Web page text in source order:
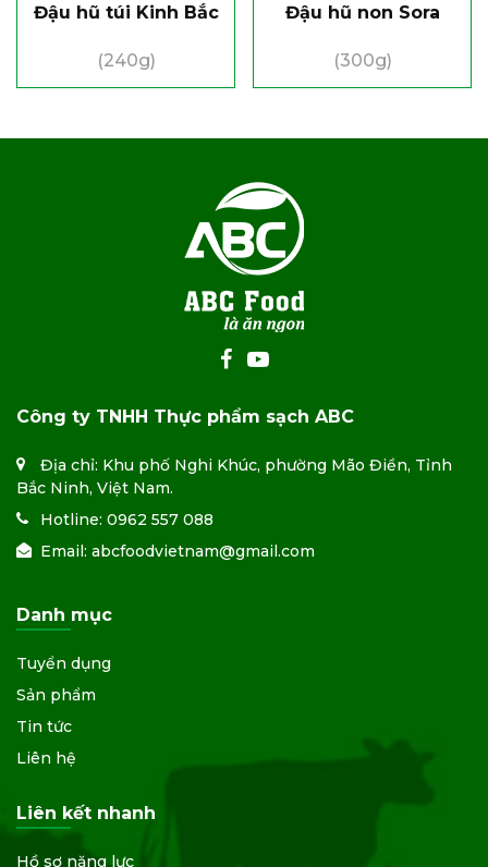
Đậu hũ túi Kinh Bắc
(240g)
Đậu hũ non Sora
(300g)
Công ty TNHH Thực phẩm sạch ABC
Địa chỉ: Khu phố Nghi Khúc, phường Mão Điền, Tỉnh
Bắc Ninh, Việt Nam.
Hotline: 0962 557 088
Email: abcfoodvietnam@gmail.com
Danh mục
Tuyển dụng
Sản phẩm
Tin tức
Liên hệ
Liên kết nhanh
Hồ sơ năng lực